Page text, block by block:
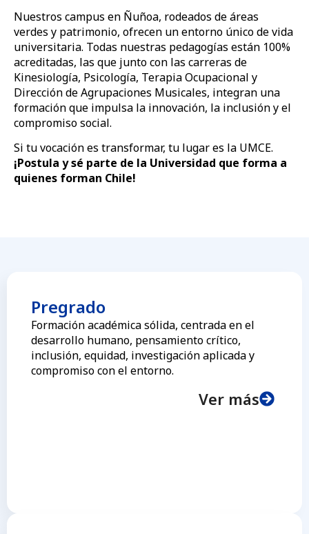
Nuestros campus en Ñuñoa, rodeados de áreas
verdes y patrimonio, ofrecen un entorno único de vida
universitaria. Todas nuestras pedagogías están 100%
acreditadas, las que junto con las carreras de
Kinesiología, Psicología, Terapia Ocupacional y
Dirección de Agrupaciones Musicales, integran una
formación que impulsa la innovación, la inclusión y el
compromiso social.
Si tu vocación es transformar, tu lugar es la UMCE.
¡Postula y sé parte de la Universidad que forma a
quienes forman Chile!
Pregrado
Formación académica sólida, centrada en el
desarrollo humano, pensamiento crítico,
inclusión, equidad, investigación aplicada y
compromiso con el entorno.
Ver más